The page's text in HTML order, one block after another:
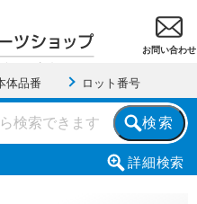
お問い合わせ
体品番 ロット番号
検索
詳細検索